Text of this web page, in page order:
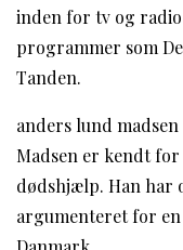
inden for tv og
programmer som
Tanden.
anders lund
Madsen er kendt
dødshjælp. Han har
argumenteret for